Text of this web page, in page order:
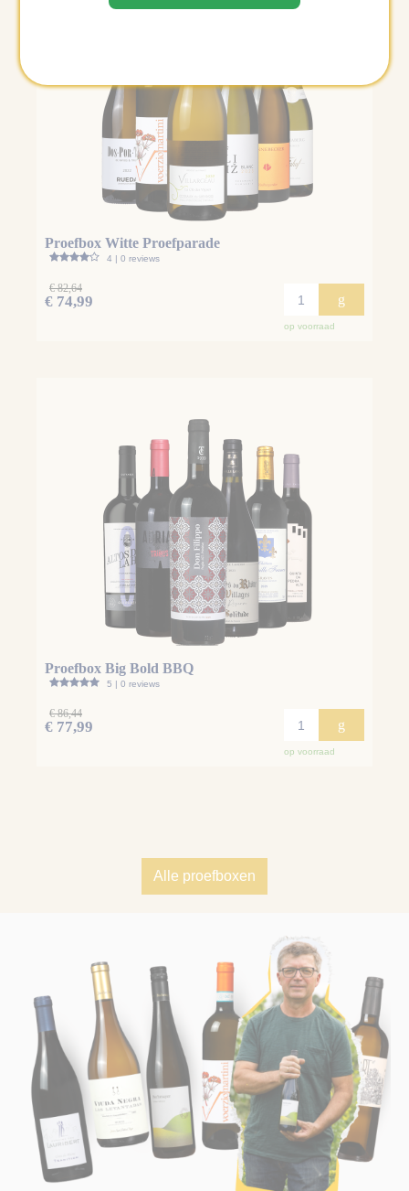
Proefbox Witte Proefparade
4 | 0 reviews
€ 82,64
€ 74,99 g
op voorraad
Proefbox Big Bold BBQ
5 | 0 reviews
€ 86,44
€ 77,99 g
op voorraad
Alle proefboxen